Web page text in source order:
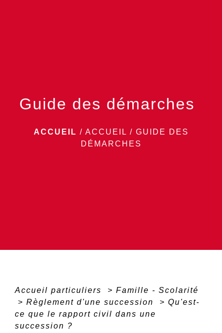
Guide des démarches
ACCUEIL / ACCUEIL / GUIDE DES
DÉMARCHES
Accueil particuliers > Famille - Scolarité
> Règlement d'une succession > Qu'est-
ce que le rapport civil dans une
succession ?